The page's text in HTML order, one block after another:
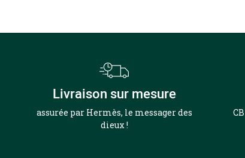
Livraison sur mesure
assurée par Hermès, le messager des
dieux !